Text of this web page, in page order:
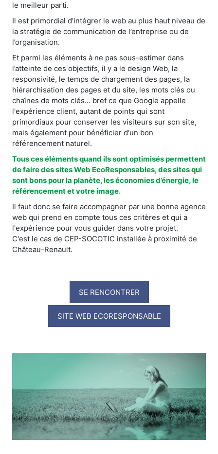
le meilleur parti.
Il est primordial d’intégrer le web au plus haut niveau de
la stratégie de communication de l’entreprise ou de
l’organisation.
Et parmi les éléments à ne pas sous-estimer dans
l’atteinte de ces objectifs, il y a le design Web, la
responsivité, le temps de chargement des pages, la
hiérarchisation des pages et du site, les mots clés ou
chaînes de mots clés... bref ce que Google appelle
l'expérience client, autant de points qui sont
primordiaux pour conserver les visiteurs sur son site,
mais également pour bénéficier d'un bon
référencement naturel.
Tous ces éléments quand ils sont optimisés permettent
de faire des sites Web EcoResponsables, des sites qui
sont bons pour la planète, les économies d’énergie, le
référencement et votre image.
Il faut donc se faire accompagner par une bonne agence
web qui prend en compte tous ces critères et qui a
l'expérience pour vous guider dans votre projet.
C'est le cas de CEP-SOCOTIC installée à proximité de
Château-Renault.
SE RENCONTRER
SITE WEB ECORESPONSABLE